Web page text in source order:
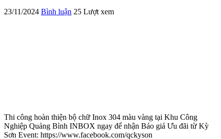
23/11/2024 Bình luận 25 Lượt xem
Thi công hoàn thiện bộ chữ Inox 304 màu vàng tại Khu Công
Nghiệp Quảng Bình INBOX ngay để nhận Báo giá Ưu đãi từ Kỳ
Sơn Event: https://www.facebook.com/qckyson